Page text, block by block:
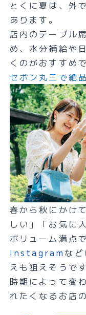
とくに夏は、外
あります。
店内のテーブル
め、水分補給や
くのがおすすめで
セボン丸三で絶
春から秋にかけ
しい」「お気に
ボリューム満点
Instagram な
えも狙えそうです
時期によって変
れたくなるお店